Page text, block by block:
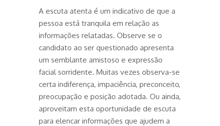
A escuta atenta é um indicativo de que a
pessoa está tranquila em relação as
informações relatadas. Observe se o
candidato ao ser questionado apresenta
um semblante amistoso e expressão
facial sorridente. Muitas vezes observa-se
certa indiferença, impaciência, preconceito,
preocupação e posição adotada. Ou ainda,
aproveitam esta oportunidade de escuta
para elencar informações que ajudem a